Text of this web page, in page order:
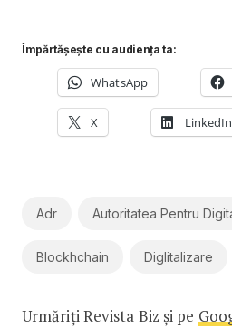
Împărtășește cu audiența ta:
WhatsApp
X LinkedIn
Adr Autoritatea Pentru
Blockhchain Diglitalizare
Urmăriți Revista Biz și pe